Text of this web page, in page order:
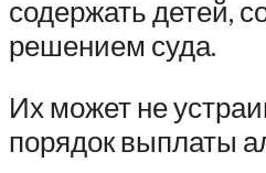
содержать детей,
решением суда.
Их может не
порядок выплаты